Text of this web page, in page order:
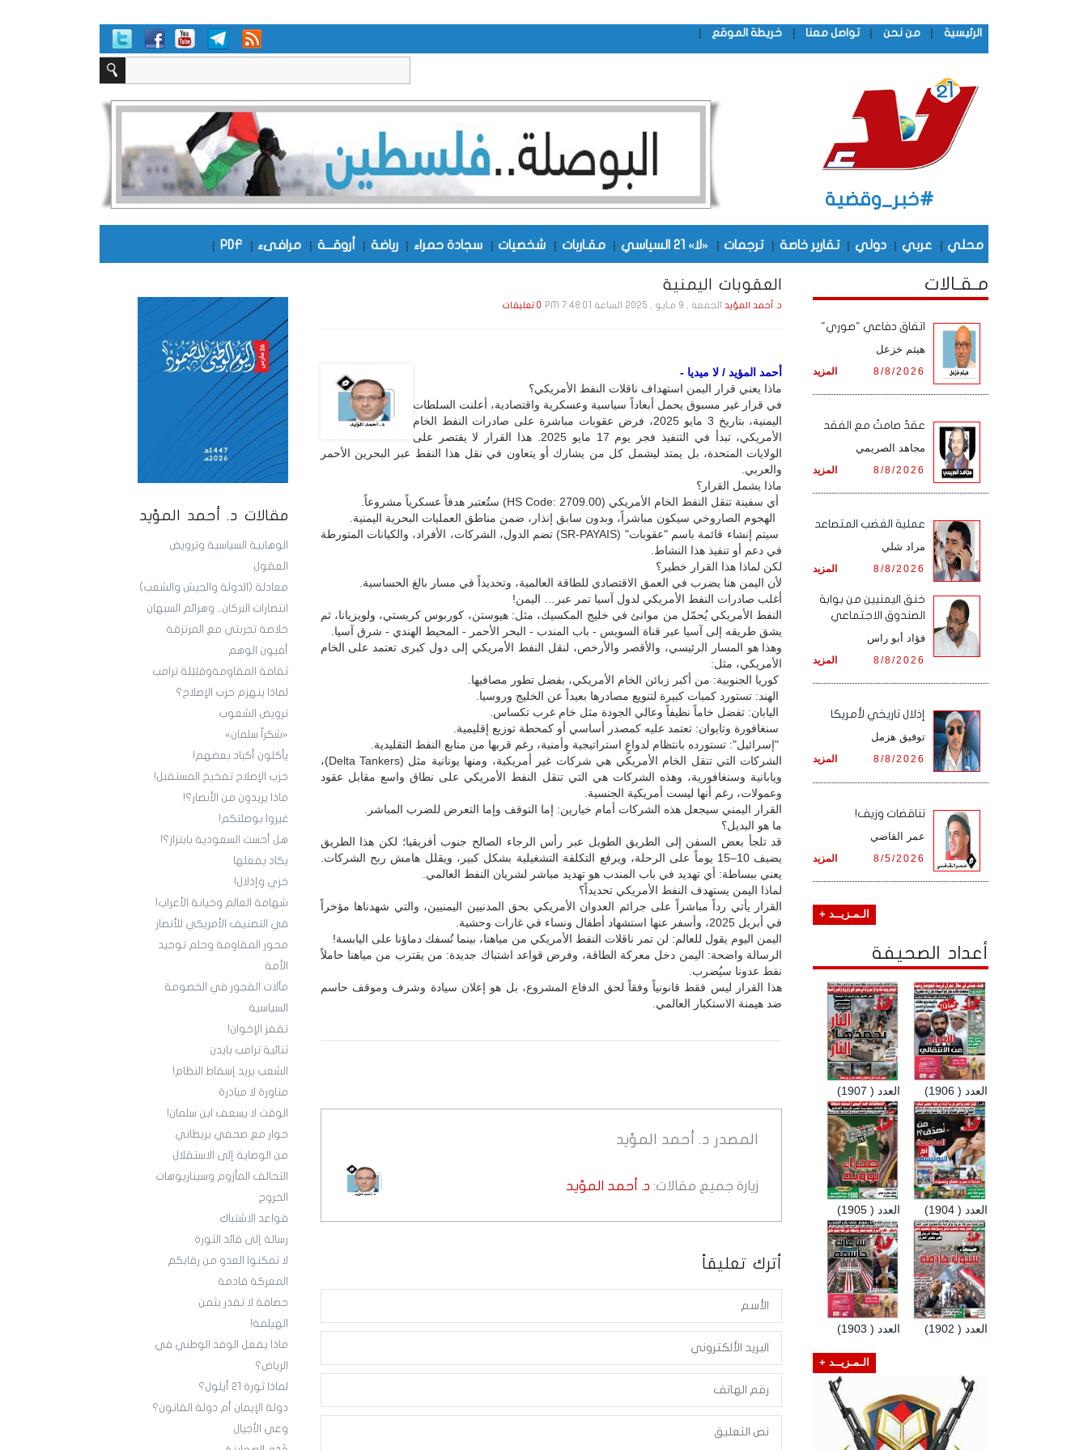
الرئيسية | من نحن | تواصل معنا | خريطة الموقع |
#خبر_وقضية
محلي | عربي | دولي | تقارير خاصة | ترجمات | «لا» 21 السياسي | مقـاربات | شخصيات | سجادة حمراء | رياضة | أروقـــة | مرافىء |
PDF
|
مقالات د. أحمد المؤيد
الوهابية السياسية وترويض
العقول
معادلة (الدولة والجيش والشعب)
انتصارات البركان.. وهزائم السبهان
خلاصة تجربتي مع المرتزقة
أفيون الوهم
ثقافة المقاومةوقبْيَلة ترامب
لماذا ينهزم حزب الإصلاح؟
ترويض الشعوب
«شكراً سلمان»
يأكلون أكباد بعضهم!
حزب الإصلاح تفخيخ المستقبل!
ماذا يريدون من الأنصار؟!
غيروا بوصلتكم!
هل أحست السعودية بابتزاز؟!
يكاد يفعلها
خزي وإذلال!
شهامة العالم وخيانة الأعراب!
في التصنيف الأمريكي للأنصار
محور المقاومة وحلم توحيد
الأمة
مآلات الفجور في الخصومة
السياسية
تقفز الإخوان!
ثنائية ترامب بايدن
الشعب يريد إسقاط النظام!
مناورة لا مبادرة
الوقت لا يسعف ابن سلمان!
حوار مع صحفي بريطاني
من الوصاية إلى الاستقلال
التحالف المأزوم وسيناريوهات
الخروج
قواعد الاشتباك
رسالة إلى قائد الثورة
لا تمكنوا العدو من رقابكم
المعركة قادمة
حصافة لا تقدر بثمن
الهيلمة!
ماذا يفعل الوفد الوطني في
الرياض؟
‏لماذا ثورة 21 أيلول؟
دولة الإيمان أم دولة القانون؟
وعي الأجيال
العقوبات اليمنية
د. أحمد المؤيد الجمعة , 9 مـايـو , 2025 الساعة 7:48:01 PM 0 تعليقات
أحمد المؤيد / لا ميديا -
ماذا يعني قرار اليمن استهداف ناقلات النفط الأمريكي؟
في قرار غير مسبوق يحمل أبعاداً سياسية وعسكرية واقتصادية، أعلنت السلطات
اليمنية، بتاريخ 3 مايو 2025، فرض عقوبات مباشرة على صادرات النفط الخام
الأمريكي، تبدأ في التنفيذ فجر يوم 17 مايو 2025. هذا القرار لا يقتصر على
الولايات المتحدة، بل يمتد ليشمل كل من يشارك أو يتعاون في نقل هذا النفط عبر البحرين الأحمر
والعربي.
ماذا يشمل القرار؟
أي سفينة تنقل النفط الخام الأمريكي (HS Code: 2709.00) ستُعتبر هدفاً عسكرياً مشروعاً.
الهجوم الصاروخي سيكون مباشراً، وبدون سابق إنذار، ضمن مناطق العمليات البحرية اليمنية.
سيتم إنشاء قائمة باسم "عقوبات" (SR-PAYAIS) تضم الدول، الشركات، الأفراد، والكيانات المتورطة
في دعم أو تنفيذ هذا النشاط.
لكن لماذا هذا القرار خطير؟
لأن اليمن هنا يضرب في العمق الاقتصادي للطاقة العالمية، وتحديداً في مسار بالغ الحساسية.
أغلب صادرات النفط الأمريكي لدول آسيا تمر عبر… اليمن!
النفط الأمريكي يُحمّل من موانئ في خليج المكسيك، مثل: هيوستن، كوربوس كريستي، ولويزيانا، ثم
يشق طريقه إلى آسيا عبر قناة السويس - باب المندب - البحر الأحمر - المحيط الهندي - شرق آسيا.
وهذا هو المسار الرئيسي، والأقصر والأرخص، لنقل النفط الأمريكي إلى دول كبرى تعتمد على الخام
الأمريكي، مثل:
كوريا الجنوبية: من أكبر زبائن الخام الأمريكي، بفضل تطور مصافيها.
الهند: تستورد كميات كبيرة لتنويع مصادرها بعيداً عن الخليج وروسيا.
اليابان: تفضل خاماً نظيفاً وعالي الجودة مثل خام غرب تكساس.
سنغافورة وتايوان: تعتمد عليه كمصدر أساسي أو كمحطة توزيع إقليمية.
"إسرائيل": تستورده بانتظام لدواعٍ استراتيجية وأمنية، رغم قربها من منابع النفط التقليدية.
الشركات التي تنقل الخام الأمريكي هي شركات غير أمريكية، ومنها يونانية مثل (Delta Tankers)،
ويابانية وسنغافورية، وهذه الشركات هي التي تنقل النفط الأمريكي على نطاق واسع مقابل عقود
وعمولات، رغم أنها ليست أمريكية الجنسية.
القرار اليمني سيجعل هذه الشركات أمام خيارين: إما التوقف وإما التعرض للضرب المباشر.
ما هو البديل؟
قد تلجأ بعض السفن إلى الطريق الطويل عبر رأس الرجاء الصالح جنوب أفريقيا؛ لكن هذا الطريق
يضيف 10–15 يوماً على الرحلة، ويرفع التكلفة التشغيلية بشكل كبير، ويقلل هامش ربح الشركات.
يعني ببساطة: أي تهديد في باب المندب هو تهديد مباشر لشريان النفط العالمي.
لماذا اليمن يستهدف النفط الأمريكي تحديداً؟
القرار يأتي رداً مباشراً على جرائم العدوان الأمريكي بحق المدنيين اليمنيين، والتي شهدناها مؤخراً
في أبريل 2025، وأسفر عنها استشهاد أطفال ونساء في غارات وحشية.
اليمن اليوم يقول للعالم: لن تمر ناقلات النفط الأمريكي من مياهنا، بينما تُسفك دماؤنا على اليابسة!
الرسالة واضحة: اليمن دخل معركة الطاقة، وفرض قواعد اشتباك جديدة: من يقترب من مياهنا حاملاً
نفط عدونا سيُضرب.
هذا القرار ليس فقط قانونياً وفقاً لحق الدفاع المشروع، بل هو إعلان سيادة وشرف وموقف حاسم
ضد هيمنة الاستكبار العالمي.
المصدر د. أحمد المؤيد
زيارة جميع مقالات: د. أحمد المؤيد
أترك تعليقاً
مـقـالات
اتفاق دفاعي "صوري"
هيثم خزعل
المزيد 8/8/2026
عقدٌ صامتٌ مع الفقد
مجاهد الصريمي
المزيد 8/8/2026
‏عملية الغضب المتصاعد
مراد شلي
المزيد 8/8/2026
خنق اليمنيين من بوابة
الصندوق الاجتماعي
فؤاد أبو راس
المزيد 8/8/2026
إذلال تاريخي لأمريكا
توفيق هزمل
المزيد 8/8/2026
تناقضات وزيف!
عمر القاضي
المزيد 8/5/2026
الـمـزيــد +
أعداد الصحيفة
العدد ( 1907) العدد ( 1906)
العدد ( 1905) العدد ( 1904)
العدد ( 1903) العدد ( 1902)
الـمـزيــد +